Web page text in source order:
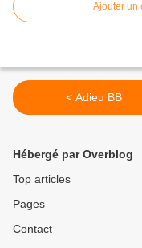
Ajouter un
< Adieu BB
Hébergé par Overblog
Top articles
Pages
Contact